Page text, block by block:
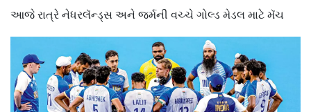
આજે રાત્રે નેધરલૅન્ડ્સ અને જર્મની વચ્ચે ગોલ્ડ મેડલ માટે મૅચ